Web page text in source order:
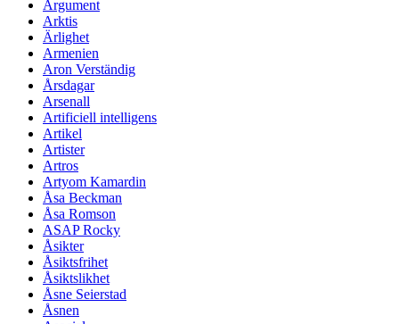
Argument
Arktis
Ärlighet
Armenien
Aron Verständig
Årsdagar
Arsenall
Artificiell intelligens
Artikel
Artister
Artros
Artyom Kamardin
Åsa Beckman
Åsa Romson
ASAP Rocky
Åsikter
Åsiktsfrihet
Åsiktslikhet
Åsne Seierstad
Åsnen